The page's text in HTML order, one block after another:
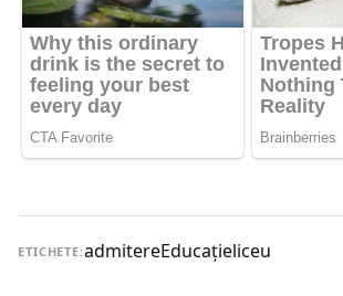
ETICHETE:admitereEducaţieliceu